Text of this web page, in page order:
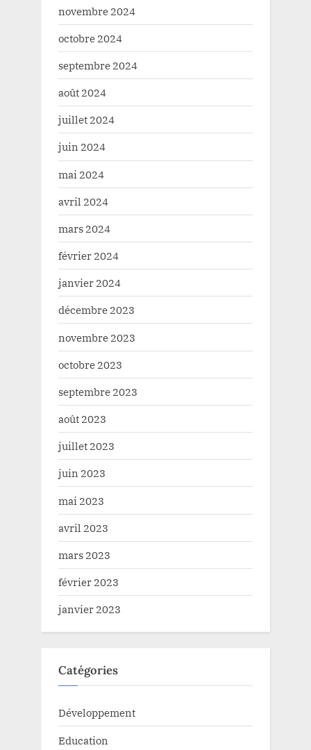
novembre 2024
octobre 2024
septembre 2024
août 2024
juillet 2024
juin 2024
mai 2024
avril 2024
mars 2024
février 2024
janvier 2024
décembre 2023
novembre 2023
octobre 2023
septembre 2023
août 2023
juillet 2023
juin 2023
mai 2023
avril 2023
mars 2023
février 2023
janvier 2023
Catégories
Développement
Education